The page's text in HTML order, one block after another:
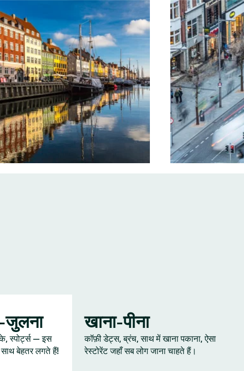
जुलना
स्पोर्ट्स — इस
बेहतर लगते हैं!
खाना-पीना
कॉफ़ी डेट्स, ब्रंच, साथ में खाना पकाना, ऐसा
रेस्टोरेंट जहाँ सब लोग जाना चाहते हैं।